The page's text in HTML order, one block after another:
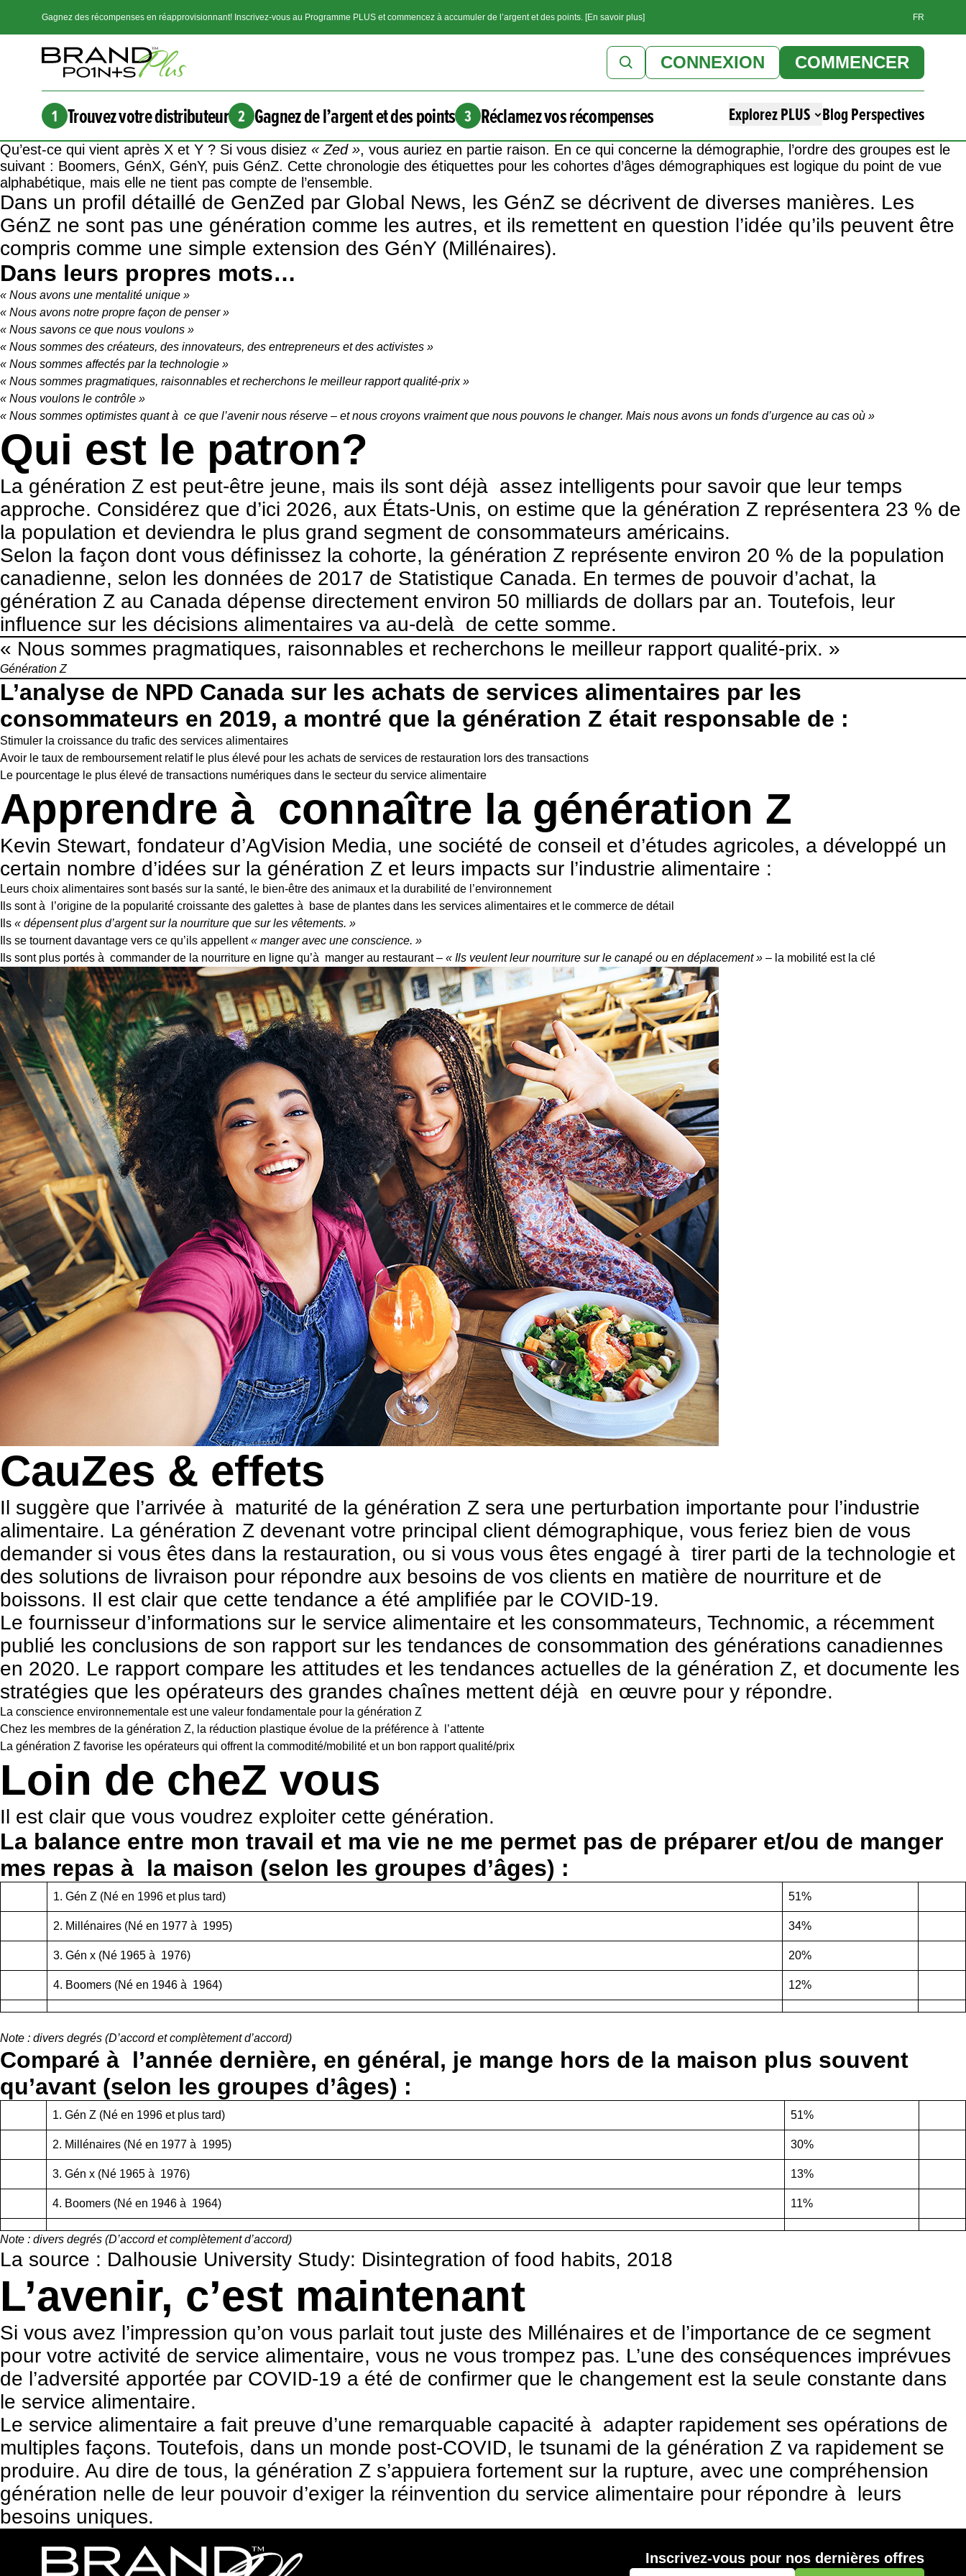
Gagnez des récompenses en réapprovisionnant! Inscrivez-vous au Programme PLUS et commencez à accumuler de l’argent et des points. [En savoir plus] FR
CONNEXION COMMENCER
1 Trouvez votre distributeur 2 Gagnez de l’argent et des points 3 Réclamez vos récompenses Explorez PLUS Blog Perspectives
Qu’est-ce qui vient après X et Y ? Si vous disiez « Zed », vous auriez en partie raison. En ce qui concerne la démographie, l’ordre des groupes est le
suivant : Boomers, GénX, GénY, puis GénZ. Cette chronologie des étiquettes pour les cohortes d’âges démographiques est logique du point de vue
alphabétique, mais elle ne tient pas compte de l’ensemble.
Dans un profil détaillé de GenZed par Global News, les GénZ se décrivent de diverses manières. Les
GénZ ne sont pas une génération comme les autres, et ils remettent en question l’idée qu’ils peuvent être
compris comme une simple extension des GénY (Millénaires).
Dans leurs propres mots…
« Nous avons une mentalité unique »
« Nous avons notre propre façon de penser »
« Nous savons ce que nous voulons »
« Nous sommes des créateurs, des innovateurs, des entrepreneurs et des activistes »
« Nous sommes affectés par la technologie »
« Nous sommes pragmatiques, raisonnables et recherchons le meilleur rapport qualité-prix »
« Nous voulons le contrôle »
« Nous sommes optimistes quant à ce que l’avenir nous réserve – et nous croyons vraiment que nous pouvons le changer. Mais nous avons un fonds d’urgence au cas où »
Qui est le patron?
La génération Z est peut-être jeune, mais ils sont déjà assez intelligents pour savoir que leur temps
approche. Considérez que d’ici 2026, aux États-Unis, on estime que la génération Z représentera 23 % de
la population et deviendra le plus grand segment de consommateurs américains.
Selon la façon dont vous définissez la cohorte, la génération Z représente environ 20 % de la population
canadienne, selon les données de 2017 de Statistique Canada. En termes de pouvoir d’achat, la
génération Z au Canada dépense directement environ 50 milliards de dollars par an. Toutefois, leur
influence sur les décisions alimentaires va au-delà de cette somme.
« Nous sommes pragmatiques, raisonnables et recherchons le meilleur rapport qualité-prix. »
Génération Z
L’analyse de NPD Canada sur les achats de services alimentaires par les
consommateurs en 2019, a montré que la génération Z était responsable de :
Stimuler la croissance du trafic des services alimentaires
Avoir le taux de remboursement relatif le plus élevé pour les achats de services de restauration lors des transactions
Le pourcentage le plus élevé de transactions numériques dans le secteur du service alimentaire
Apprendre à connaître la génération Z
Kevin Stewart, fondateur d’AgVision Media, une société de conseil et d’études agricoles, a développé un
certain nombre d’idées sur la génération Z et leurs impacts sur l’industrie alimentaire :
Leurs choix alimentaires sont basés sur la santé, le bien-être des animaux et la durabilité de l’environnement
Ils sont à l’origine de la popularité croissante des galettes à base de plantes dans les services alimentaires et le commerce de détail
Ils « dépensent plus d’argent sur la nourriture que sur les vêtements. »
Ils se tournent davantage vers ce qu’ils appellent« manger avec une conscience. »
Ils sont plus portés à commander de la nourriture en ligne qu’à manger au restaurant – « Ils veulent leur nourriture sur le canapé ou en déplacement » – la mobilité est la clé
CauZes & effets
Il suggère que l’arrivée à maturité de la génération Z sera une perturbation importante pour l’industrie
alimentaire. La génération Z devenant votre principal client démographique, vous feriez bien de vous
demander si vous êtes dans la restauration, ou si vous vous êtes engagé à tirer parti de la technologie et
des solutions de livraison pour répondre aux besoins de vos clients en matière de nourriture et de
boissons. Il est clair que cette tendance a été amplifiée par le COVID-19.
Le fournisseur d’informations sur le service alimentaire et les consommateurs, Technomic, a récemment
publié les conclusions de son rapport sur les tendances de consommation des générations canadiennes
en 2020. Le rapport compare les attitudes et les tendances actuelles de la génération Z, et documente les
stratégies que les opérateurs des grandes chaînes mettent déjà en œuvre pour y répondre.
La conscience environnementale est une valeur fondamentale pour la génération Z
Chez les membres de la génération Z, la réduction plastique évolue de la préférence à l’attente
La génération Z favorise les opérateurs qui offrent la commodité/mobilité et un bon rapport qualité/prix
Loin de cheZ vous
Il est clair que vous voudrez exploiter cette génération.
La balance entre mon travail et ma vie ne me permet pas de préparer et/ou de manger
mes repas à la maison (selon les groupes d’âges) :
1. Gén Z (Né en 1996 et plus tard) 51%
2. Millénaires (Né en 1977 à 1995) 34%
3. Gén x (Né 1965 à 1976) 20%
4. Boomers (Né en 1946 à 1964) 12%
Note : divers degrés (D’accord et complètement d’accord)
Comparé à l’année dernière, en général, je mange hors de la maison plus souvent
qu’avant (selon les groupes d’âges) :
1. Gén Z (Né en 1996 et plus tard) 51%
2. Millénaires (Né en 1977 à 1995) 30%
3. Gén x (Né 1965 à 1976) 13%
4. Boomers (Né en 1946 à 1964) 11%
Note : divers degrés (D’accord et complètement d’accord)
La source : Dalhousie University Study: Disintegration of food habits, 2018
L’avenir, c’est maintenant
Si vous avez l’impression qu’on vous parlait tout juste des Millénaires et de l’importance de ce segment
pour votre activité de service alimentaire, vous ne vous trompez pas. L’une des conséquences imprévues
de l’adversité apportée par COVID-19 a été de confirmer que le changement est la seule constante dans
le service alimentaire.
Le service alimentaire a fait preuve d’une remarquable capacité à adapter rapidement ses opérations de
multiples façons. Toutefois, dans un monde post-COVID, le tsunami de la génération Z va rapidement se
produire. Au dire de tous, la génération Z s’appuiera fortement sur la rupture, avec une compréhension
génération nelle de leur pouvoir d’exiger la réinvention du service alimentaire pour répondre à leurs
besoins uniques.
Inscrivez-vous pour nos dernières offres